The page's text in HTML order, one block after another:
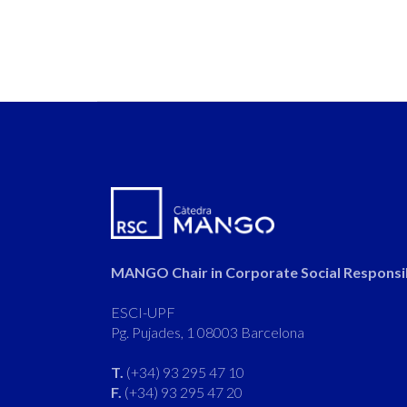
MANGO Chair in Corporate Social
ESCI-UPF
Pg. Pujades, 1 08003 Barcelona
T. (+34) 93 295 47 10
F. (+34) 93 295 47 20